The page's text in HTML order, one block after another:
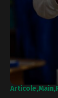
Articole Main